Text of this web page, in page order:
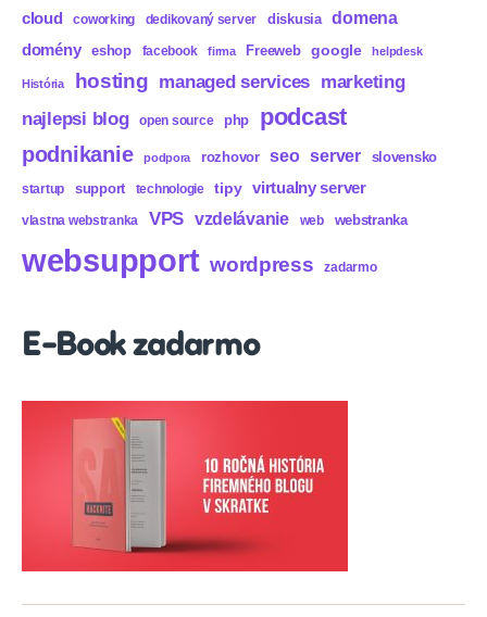
cloud coworking dedikovaný server diskusia domena
domény eshop facebook firma Freeweb google helpdesk
História hosting managed services marketing
najlepsi blog open source php podcast
podnikanie podpora rozhovor seo server slovensko
startup support technologie tipy virtualny server
vlastna webstranka VPS vzdelávanie web webstranka
websupport wordpress zadarmo
E-Book zadarmo